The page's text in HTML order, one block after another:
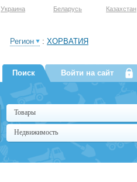
Украина Беларусь Казахстан
Регион : ХОРВАТИЯ
Поиск Войти на сайт
Товары
Недвижимость